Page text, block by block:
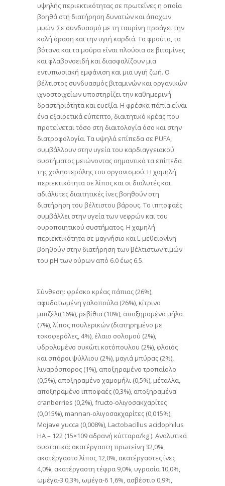
υψηλής περιεκτικότητας σε πρωτεΐνες η οποία
βοηθά στη διατήρηση δυνατών και άπαχων
μυών. Σε συνδυασμό με τη ταυρίνη προάγει την
καλή όραση και την υγιή καρδιά. Τα φρούτα, τα
βότανα και τα μούρα είναι πλούσια σε βιταμίνες
και φλαβονοειδή και διασφαλίζουν μια
εντυπωσιακή εμφάνιση και μια υγιή ζωή. Ο
βέλτιστος συνδυασμός βιταμινών και οργανικών
ιχνοστοιχείων υποστηρίζει την καθημερινή
δραστηριότητα και ευεξία. Η φρέσκα πάπια είναι
ένα εξαιρετικά εύπεπτο, διαιτητικό κρέας που
προτείνεται τόσο στη διαιτολογία όσο και στην
διατροφολογία. Τα υψηλά επίπεδα σε PUFA,
συμβάλλουν στην υγεία του καρδιαγγειακού
συστήματος μειώνοντας σημαντικά τα επίπεδα
της χοληστερόλης του οργανισμού. Η χαμηλή
περιεκτικότητα σε λίπος και οι διαλυτές και
αδιάλυτες διαιτητικές ίνες βοηθούν στη
διατήρηση του βέλτιστου βάρους. Το ιπποφαές
συμβάλλει στην υγεία των νεφρών και του
ουροποιητικού συστήματος. Η χαμηλή
περιεκτικότητα σε μαγνήσιο και L-μεθειονίνη
βοηθούν στην διατήρηση των βέλτιστων τιμών
του pH των ούρων από 6.0 έως 6.5.
Σύνθεση: φρέσκο κρέας πάπιας (26%),
αφυδατωμένη γαλοπούλα (26%), κίτρινο
μπιζέλι(16%), ρεβίθια (10%), αποξηραμένα μήλα
(7%), λίπος πουλερικών (διατηρημένο με
τοκοφερόλες, 4%), έλαιο σολομού (2%),
υδρολυμένο συκώτι κοτόπουλου (2%), φλοιός
και σπόροι ψύλλιου (2%), μαγιά μπύρας (2%),
λιναρόσπορος (1%), αποξηραμένο τροπαίολο
(0,5%), αποξηραμένο χαμομήλι (0,5%), μέταλλα,
αποξηραμένο ιπποφαές (0,3%), αποξηραμένα
cranberries (0,2%), fructo-ολιγοσακχαρίτες
(0,015%), mannan-ολιγοσακχαρίτες (0,015%),
Mojave yucca (0,008%), Lactobacillus acidophilus
HA – 122 (15×109 αδρανή κύτταρα/kg ). Αναλυτικά
συστατικά: ακατέργαστη πρωτεΐνη 32,0%,
ακατέργαστο λίπος 12,0%, ακατέργαστες ίνες
4,0%, ακατέργαστη τέφρα 9,0%, υγρασία 10,0%,
ωμέγα-3 0,3%, ωμέγα-6 1,6%, ασβέστιο 0,9%,